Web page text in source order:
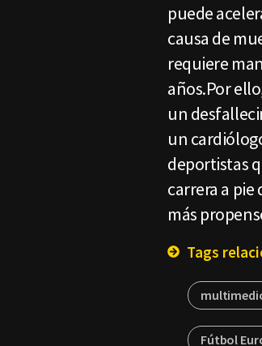
puede
causa de
requiere
años.Por
un
un
deportistas
carrera a
más
Tags
Fútbol